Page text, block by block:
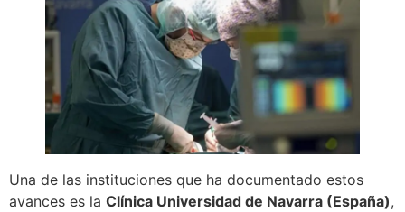
Una de las instituciones que ha documentado estos
avances es la Clínica Universidad de Navarra (España),